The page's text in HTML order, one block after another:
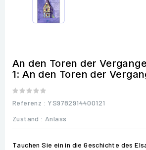
An den Toren der
1: An den Toren der
Referenz : YS9782914400121
Zustand : Anlass
Tauchen Sie ein in die Geschichte des